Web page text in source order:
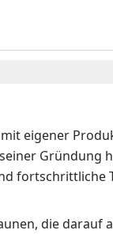
eigener
Gründung
fortschrittliche
die darauf